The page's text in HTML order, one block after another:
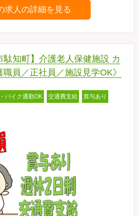
求人の詳細を見る
駄知町】介護老人保健施設 カ
員／正社員／施設見学OK》
バイク通勤OK 交通費支給 賞与あり